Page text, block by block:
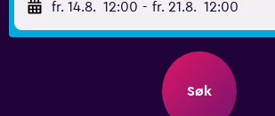
fr. 14.8. 12:00 - fr. 21.8. 12:00
Søk